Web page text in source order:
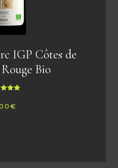
IGP Côtes de
Bio
5€